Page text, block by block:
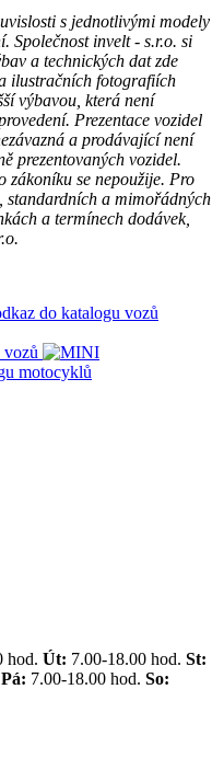
s jednotlivými modely
Společnost invelt - s.r.o. si
a technických dat zde
ilustračních fotografiích
výbavou, která není
Prezentace vozidel
a prodávající není
prezentovaných vozidel.
zákoníku se nepoužije. Pro
standardních a mimořádných
a termínech dodávek,
hod. Út: 7.00-18.00 hod. St:
Pá: 7.00-18.00 hod. So: